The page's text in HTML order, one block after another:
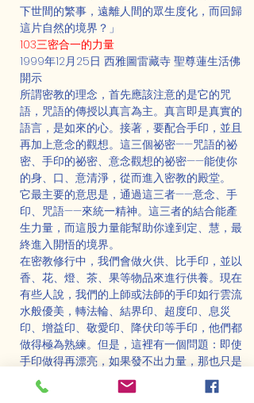
下世間的繁事，遠離人間的眾生度化，而回歸
這片自然的境界？」
103三密合一的力量
1999年12月25日 西雅圖雷藏寺 聖尊蓮生活佛
開示
所謂密教的理念，首先應該注意的是它的咒
語，咒語的傳授以真言為主。真言即是真實的
語言，是如來的心。接著，要配合手印，並且
再加上意念的觀想。這三個祕密——咒語的祕
密、手印的祕密、意念觀想的祕密——能使你
的身、口、意清淨，從而進入密教的殿堂。
它最主要的意思是，通過這三者——意念、手
印、咒語——來統一精神。這三者的結合能產
生力量，而這股力量能幫助你達到定、慧，最
終進入開悟的境界。
在密教修行中，我們會做火供、比手印，並以
香、花、燈、茶、果等物品來進行供養。現在
有些人說，我們的上師或法師的手印如行雲流
水般優美，轉法輪、結界印、超度印、息災
印、增益印、敬愛印、降伏印等手印，他們都
做得極為熟練。但是，這裡有一個問題：即使
手印做得再漂亮，如果發不出力量，那也只是
在演歌仔戲。歌仔戲包括身體，否則就像是布
袋戲。